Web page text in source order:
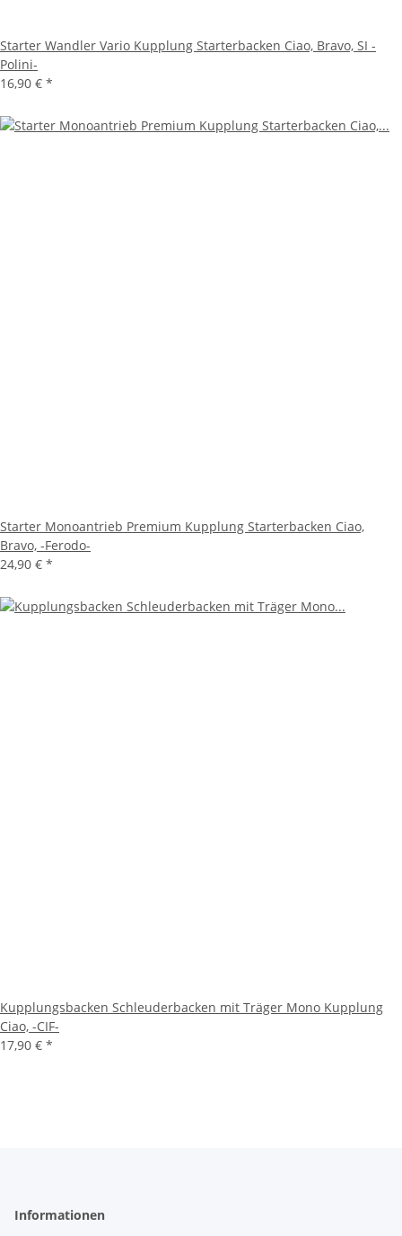
Starter Wandler Vario Kupplung Starterbacken Ciao, Bravo, SI -
Polini-
16,90 € *
Starter Monoantrieb Premium Kupplung Starterbacken Ciao,
Bravo, -Ferodo-
24,90 € *
Kupplungsbacken Schleuderbacken mit Träger Mono Kupplung
Ciao, -CIF-
17,90 € *
Informationen